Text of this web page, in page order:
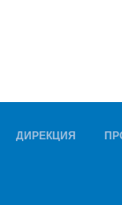
ДИРЕКЦИЯ